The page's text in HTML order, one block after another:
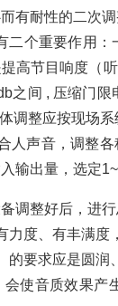
有耐性的二次
个重要作用：
高节目响度（
之间 , 压缩门限
调整应按现场系
人声音，调整
输出量，选定
调整好后，进
力度、有丰满度
的要求应是圆润
使音质效果产